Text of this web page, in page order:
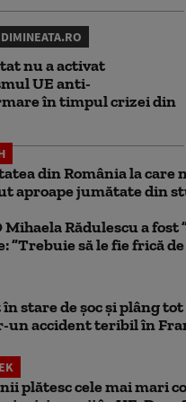
nu a activat
UE anti-
în timpul crizei din
din România la care
aproape jumătate din
Mihaela Rădulescu a
”Trebuie să le fie frică
stare de șoc și plâng
accident teribil în
plătesc cele mai mari